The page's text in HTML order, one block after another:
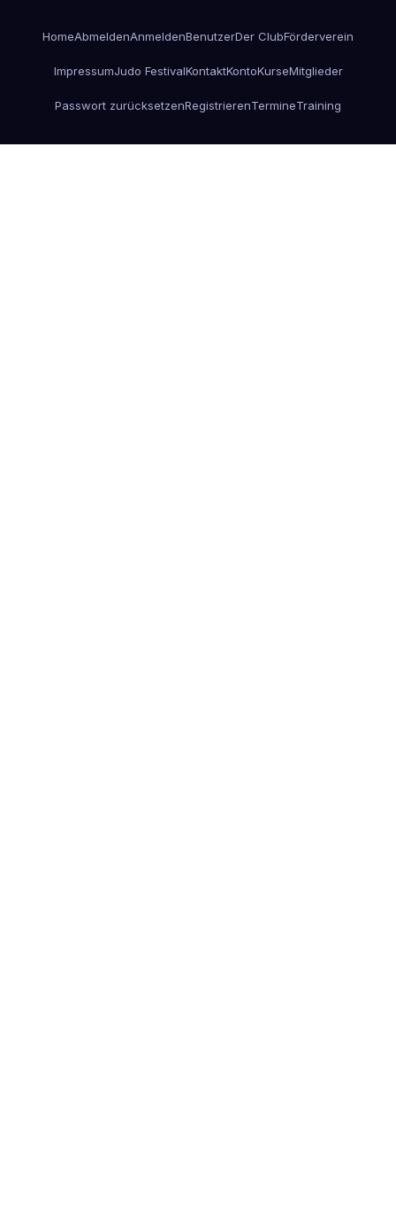
HomeAbmeldenAnmeldenBenutzerDer ClubFörderverein
ImpressumJudo FestivalKontaktKontoKurseMitglieder
Passwort zurücksetzenRegistrierenTermineTraining